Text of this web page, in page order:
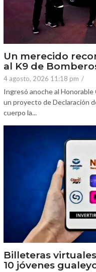
Un merecido
al K9 de
4 agosto, 2026 11:18 pm /
Ingresó anoche al
un proyecto de Declaración
cuerpo la...
Billeteras
10 jóvenes